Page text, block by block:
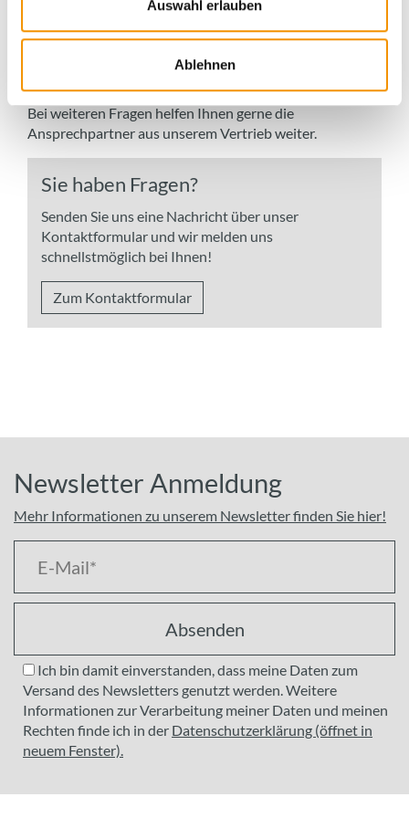
Auswahl erlauben
Ablehnen
Akkreditierung, detaillierte Informationen zum
Akkreditierungsumfang erhalten Siehier.
Prüfnormen und Fachwissen finden Sie in
unsererInfothek.
Bei weiteren Fragen helfen Ihnen gerne die
Ansprechpartner aus unserem Vertrieb weiter.
Sie haben Fragen?
Senden Sie uns eine Nachricht über unser
Kontaktformular und wir melden uns
schnellstmöglich bei Ihnen!
Zum Kontaktformular
Newsletter Anmeldung
Mehr Informationen zu unserem Newsletter finden Sie hier!
Absenden
Ich bin damit einverstanden, dass meine Daten zum
Versand des Newsletters genutzt werden. Weitere
Informationen zur Verarbeitung meiner Daten und meinen
Rechten finde ich in der Datenschutzerklärung (öffnet in
neuem Fenster).